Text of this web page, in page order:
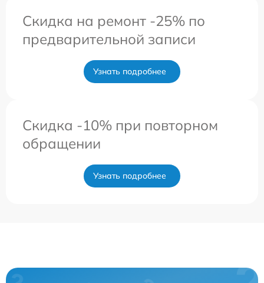
Скидка на ремонт -25% по
предварительной записи
Узнать подробнее
Скидка -10% при повторном
обращении
Узнать подробнее